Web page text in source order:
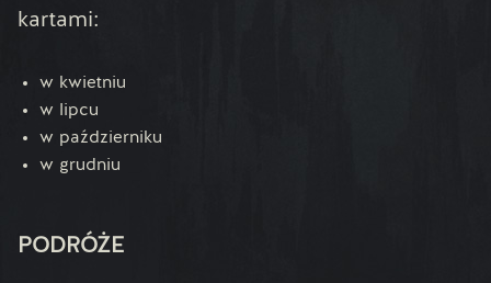
kartami:
w kwietniu
w lipcu
w październiku
w grudniu
PODRÓŻE